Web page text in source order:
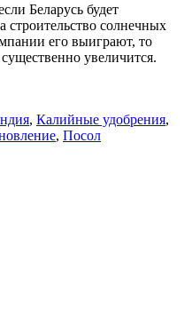
Беларусь будет
строительство солнечных
его выиграют, то
увеличится.
, Калийные удобрения,
, Посол